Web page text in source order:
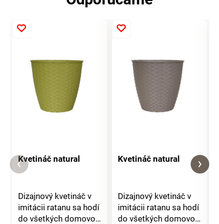
Kvetináč natural
Dizajnový kvetináč v
imitácii ratanu sa hodí
do všetkých domovov,
Kvetináč natural
Dizajnový kvetináč v
imitácii ratanu sa hodí
do všetkých domovov,